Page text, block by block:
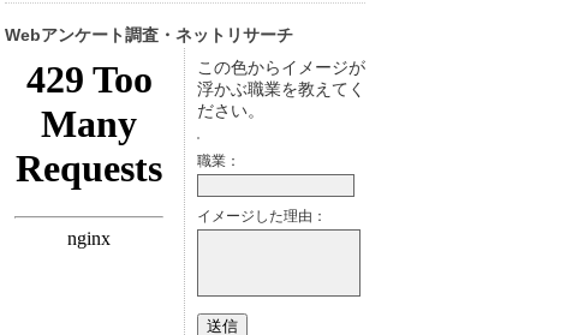
Webアンケート調査・ネットリサーチ